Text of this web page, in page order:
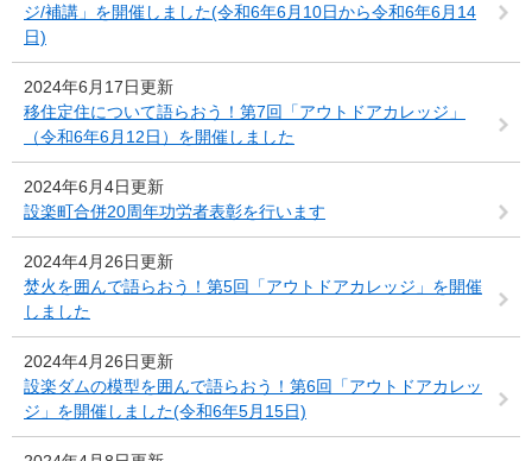
ジ/補講」を開催しました(令和6年6月10日から令和6年6月14
日)
2024年6月17日更新
移住定住について語らおう！第7回「アウトドアカレッジ」
（令和6年6月12日）を開催しました
2024年6月4日更新
設楽町合併20周年功労者表彰を行います
2024年4月26日更新
焚火を囲んで語らおう！第5回「アウトドアカレッジ」を開催
しました
2024年4月26日更新
設楽ダムの模型を囲んで語らおう！第6回「アウトドアカレッ
ジ」を開催しました(令和6年5月15日)